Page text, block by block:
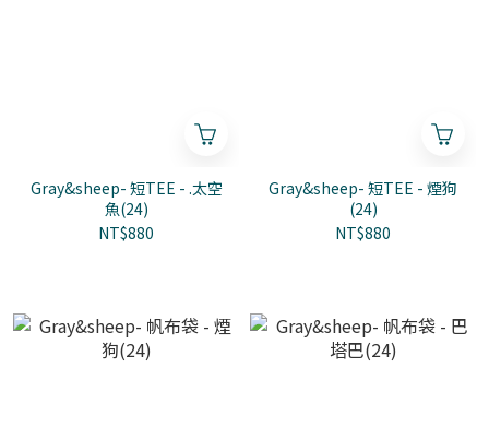
Gray&sheep- 短TEE - .太空
魚(24)
NT$880
Gray&sheep- 短TEE - 煙狗
(24)
NT$880